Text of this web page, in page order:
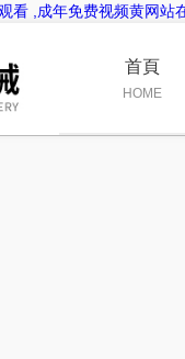
看 ,成年免费视频黄网站
首頁
HOME